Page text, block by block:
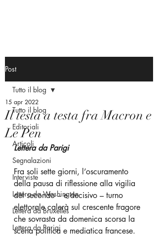
Post
Tutto il blog
Editoriali
Articoli
Segnalazioni
Interviste
Lettera da Washington
Lettera da Bruxelles
Lettera da Parigi
Tutto il blog
Il testa a testa fra Macron e
Le Pen
15 apr 2022
Lettera da Parigi
Fra soli sette giorni, l’oscuramento
della pausa di riflessione alla vigilia
del secondo – e decisivo – turno
elettorale calerà sul crescente fragore
che sovrasta da domenica scorsa la
scena politica e mediatica francese.